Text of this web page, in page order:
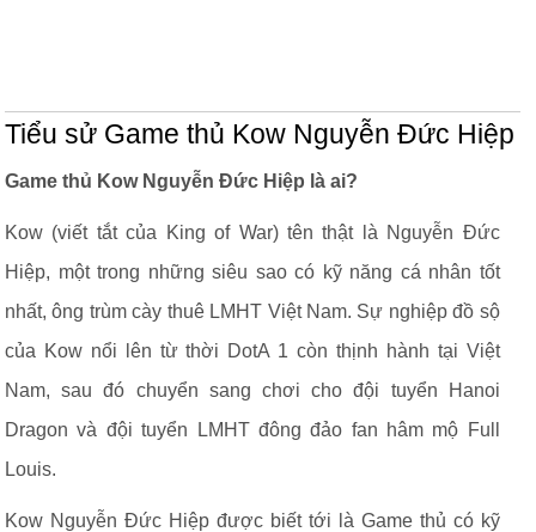
Tiểu sử Game thủ Kow Nguyễn Đức Hiệp
Game thủ Kow Nguyễn Đức Hiệp là ai?
Kow (viết tắt của King of War) tên thật là Nguyễn Đức
Hiệp, một trong những siêu sao có kỹ năng cá nhân tốt
nhất, ông trùm cày thuê LMHT Việt Nam. Sự nghiệp đồ sộ
của Kow nổi lên từ thời DotA 1 còn thịnh hành tại Việt
Nam, sau đó chuyển sang chơi cho đội tuyển Hanoi
Dragon và đội tuyển LMHT đông đảo fan hâm mộ Full
Louis.
Kow Nguyễn Đức Hiệp được biết tới là Game thủ có kỹ